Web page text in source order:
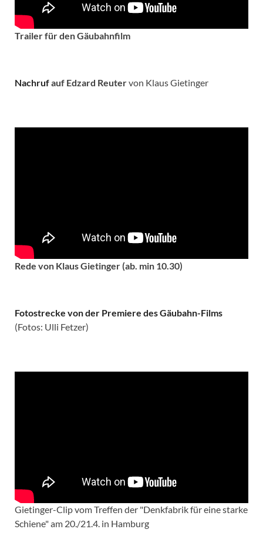
Trailer für den Gäubahnfilm
Nachrufauf Edzard Reutervon Klaus Gietinger
Rede von Klaus Gietinger (ab. min 10.30)
Fotostrecke von der Premiere des Gäubahn-Films
(Fotos: Ulli Fetzer)
Gietinger-Clip vom Treffen der "Denkfabrik für eine starke
Schiene" am 20./21.4. in Hamburg